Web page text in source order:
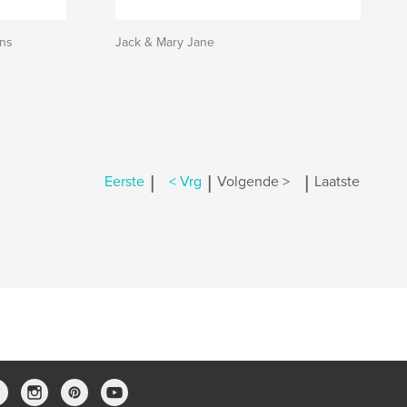
Jack & Mary Jane
Eerste | < Vrg | Volgende > | Laatste